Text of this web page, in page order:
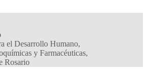
el Desarrollo Humano,
y Farmacéuticas,
Rosario